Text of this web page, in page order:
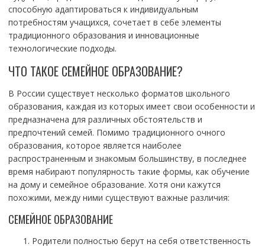
способную адаптироваться к индивидуальным
потребностям учащихся, сочетает в себе элементы
традиционного образования и инновационные
технологические подходы.
ЧТО ТАКОЕ СЕМЕЙНОЕ ОБРАЗОВАНИЕ?
В России существует несколько форматов школьного
образования, каждая из которых имеет свои особенности и
предназначена для различных обстоятельств и
предпочтений семей. Помимо традиционного очного
образования, которое является наиболее
распространенным и знакомым большинству, в последнее
время набирают популярность такие формы, как обучение
на дому и семейное образование. Хотя они кажутся
похожими, между ними существуют важные различия:
СЕМЕЙНОЕ ОБРАЗОВАНИЕ
Родители полностью берут на себя ответственность